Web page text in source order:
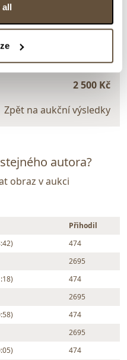
all 19. století
12.04.2026 20:36:43
2 500 Kč
Zpět na aukční výsledky
autora?
obraz v aukci
Přihodil
474
2695
474
2695
474
2695
474